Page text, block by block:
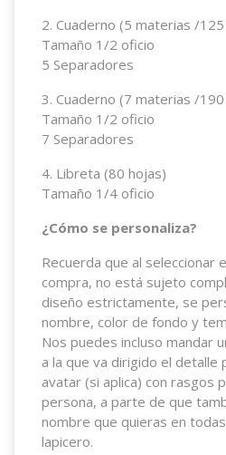
2. Cuaderno (5 materias /
Tamaño 1/2 oficio
5 Separadores
3. Cuaderno (7 materias /
Tamaño 1/2 oficio
7 Separadores
4. Libreta (80 hojas)
Tamaño 1/4 oficio
¿Cómo se personaliza?
Recuerda que al seleccionar
compra, no está sujeto
diseño estrictamente, se
nombre, color de fondo y
Nos puedes incluso mandar
a la que va dirigido el detalle
avatar (si aplica) con rasgos
persona, a parte de que
nombre que quieras en
lapicero.